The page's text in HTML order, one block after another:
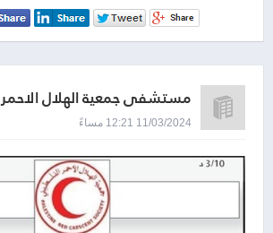
مستشفى جمعية الهلال الاحمر
11/03/2024 12:21 مساءً